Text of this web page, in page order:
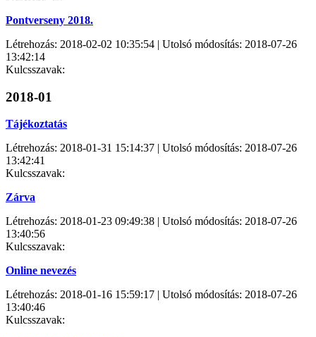
Pontverseny 2018.
Létrehozás: 2018-02-02 10:35:54 | Utolsó módosítás: 2018-07-26
13:42:14
Kulcsszavak:
2018-01
Tájékoztatás
Létrehozás: 2018-01-31 15:14:37 | Utolsó módosítás: 2018-07-26
13:42:41
Kulcsszavak:
Zárva
Létrehozás: 2018-01-23 09:49:38 | Utolsó módosítás: 2018-07-26
13:40:56
Kulcsszavak:
Online nevezés
Létrehozás: 2018-01-16 15:59:17 | Utolsó módosítás: 2018-07-26
13:40:46
Kulcsszavak: